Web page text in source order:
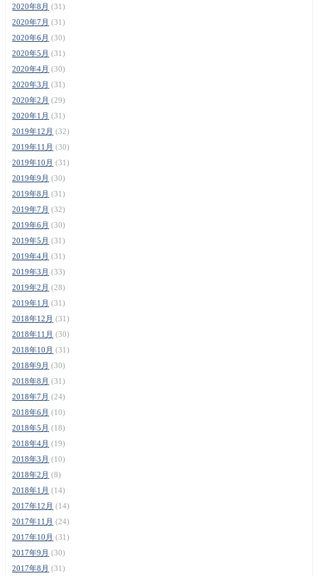
2020年8月 (31)
2020年7月 (31)
2020年6月 (30)
2020年5月 (31)
2020年4月 (30)
2020年3月 (31)
2020年2月 (29)
2020年1月 (31)
2019年12月 (32)
2019年11月 (30)
2019年10月 (31)
2019年9月 (30)
2019年8月 (31)
2019年7月 (32)
2019年6月 (30)
2019年5月 (31)
2019年4月 (31)
2019年3月 (33)
2019年2月 (28)
2019年1月 (31)
2018年12月 (31)
2018年11月 (30)
2018年10月 (31)
2018年9月 (30)
2018年8月 (31)
2018年7月 (24)
2018年6月 (10)
2018年5月 (18)
2018年4月 (19)
2018年3月 (10)
2018年2月 (8)
2018年1月 (14)
2017年12月 (14)
2017年11月 (24)
2017年10月 (31)
2017年9月 (30)
2017年8月 (31)